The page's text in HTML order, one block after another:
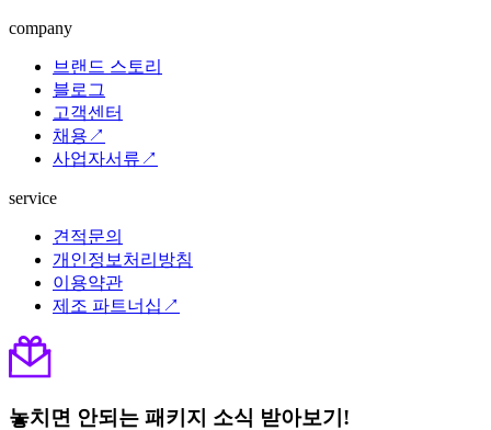
company
브랜드 스토리
블로그
고객센터
채용↗
사업자서류↗
service
견적문의
개인정보처리방침
이용약관
제조 파트너십↗
놓치면 안되는 패키지 소식 받아보기!